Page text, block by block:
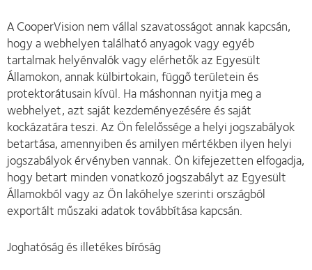
A CooperVision nem vállal szavatosságot annak kapcsán,
hogy a webhelyen található anyagok vagy egyéb
tartalmak helyénvalók vagy elérhetők az Egyesült
Államokon, annak külbirtokain, függő területein és
protektorátusain kívül. Ha máshonnan nyitja meg a
webhelyet, azt saját kezdeményezésére és saját
kockázatára teszi. Az Ön felelőssége a helyi jogszabályok
betartása, amennyiben és amilyen mértékben ilyen helyi
jogszabályok érvényben vannak. Ön kifejezetten elfogadja,
hogy betart minden vonatkozó jogszabályt az Egyesült
Államokból vagy az Ön lakóhelye szerinti országból
exportált műszaki adatok továbbítása kapcsán.
Joghatóság és illetékes bíróság